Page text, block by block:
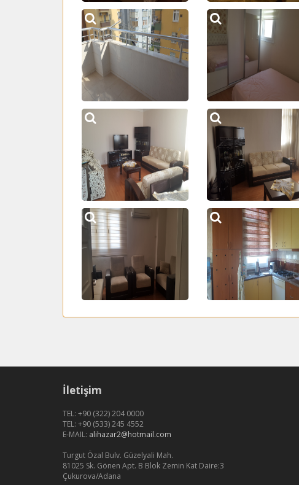
İletişim
TEL: +90 (322) 204 0000
TEL: +90 (533) 245 4552
E-MAIL: alihazar2@hotmail.com
Turgut Özal Bulv. Güzelyali Mah.
81025 Sk. Gönen Apt. B Blok Zemin Kat Daire:3
Çukurova/Adana